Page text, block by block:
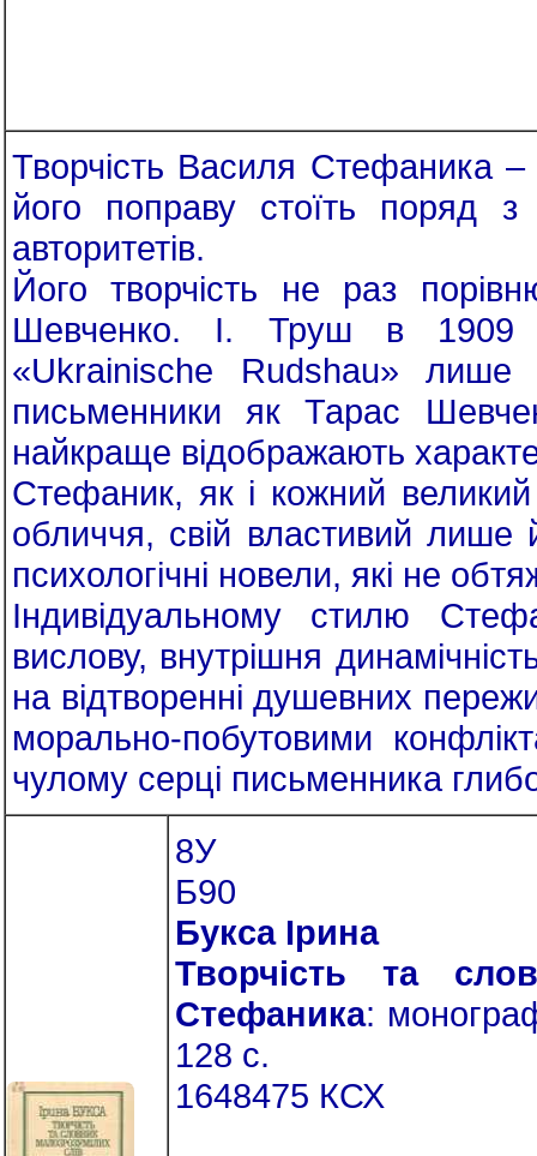
Творчість Василя Стефаника –
його поправу стоїть поряд з
авторитетів.
Його творчість не раз
Шевченко. І. Труш в 1909
«Ukrainische Rudshau» лише
письменники як Тарас
найкраще відображають
Стефаник, як і кожний
обличчя, свій властивий лише
психологічні новели, які не
Індивідуальному стилю
вислову, внутрішня
на відтворенні душевних
морально-побутовими
чулому серці письменника
8У
Б90
Букса Ірина
Творчість та
Стефаника:
128 с.
1648475 КСХ